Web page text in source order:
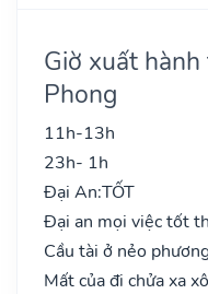
Giờ xuất
Phong
11h-13h
23h- 1h
Đại An:TỐT
Đại an mọi việc tốt
Cầu tài ở nẻo
Mất của đi chửa xa